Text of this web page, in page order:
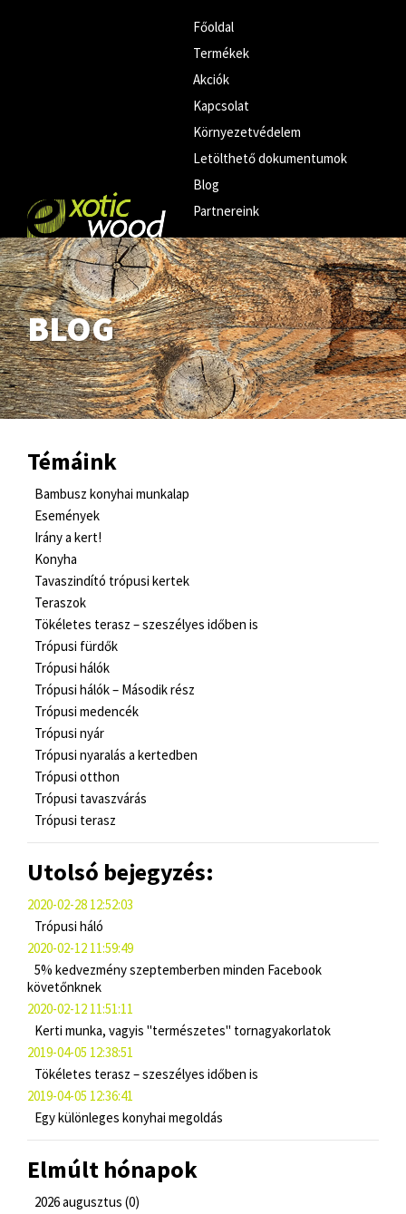
Főoldal
Termékek
Akciók
Kapcsolat
Környezetvédelem
Letölthető dokumentumok
Blog
Partnereink
BLOG
Témáink
Bambusz konyhai munkalap
Események
Irány a kert!
Konyha
Tavaszindító trópusi kertek
Teraszok
Tökéletes terasz – szeszélyes időben is
Trópusi fürdők
Trópusi hálók
Trópusi hálók – Második rész
Trópusi medencék
Trópusi nyár
Trópusi nyaralás a kertedben
Trópusi otthon
Trópusi tavaszvárás
Trópusi terasz
Utolsó bejegyzés:
2020-02-28 12:52:03
Trópusi háló
2020-02-12 11:59:49
5% kedvezmény szeptemberben minden Facebook
követőnknek
2020-02-12 11:51:11
Kerti munka, vagyis "természetes" tornagyakorlatok
2019-04-05 12:38:51
Tökéletes terasz – szeszélyes időben is
2019-04-05 12:36:41
Egy különleges konyhai megoldás
Elmúlt hónapok
2026 augusztus (0)